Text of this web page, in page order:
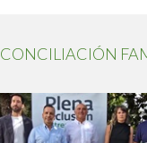
CONCILIACIÓN